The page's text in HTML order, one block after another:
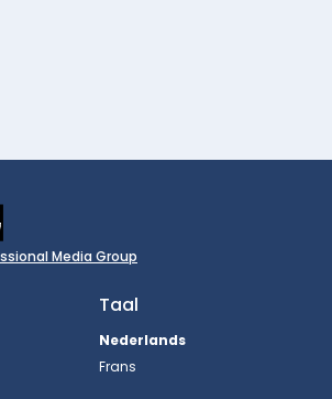
Media Group
Taal
Nederlands
Frans